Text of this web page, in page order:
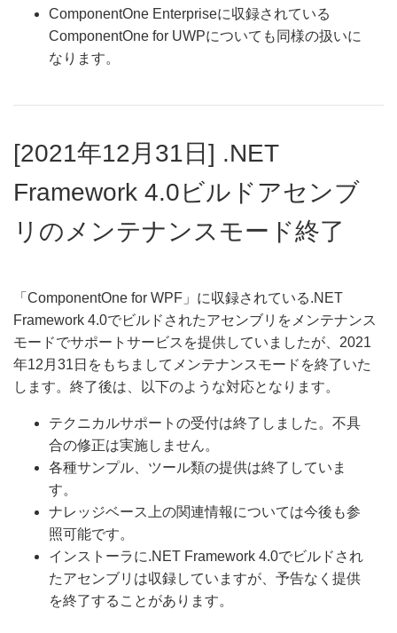
ComponentOne Enterpriseに収録されている
ComponentOne for UWPについても同様の扱いに
なります。​
[2021年12月31日] .NET
Framework 4.0ビルドアセンブ
リのメンテナンスモード終了
「ComponentOne for WPF」に収録されている.NET
Framework 4.0でビルドされたアセンブリをメンテナンス
モードでサポートサービスを提供していましたが、2021
年12月31日をもちましてメンテナンスモードを終了いた
します。終了後は、以下のような対応となります。
テクニカルサポートの受付は終了しました。不具
合の修正は実施しません。
各種サンプル、ツール類の提供は終了していま
す。
ナレッジベース上の関連情報については今後も参
照可能です。
インストーラに.NET Framework 4.0でビルドされ
たアセンブリは収録していますが、予告なく提供
を終了することがあります。